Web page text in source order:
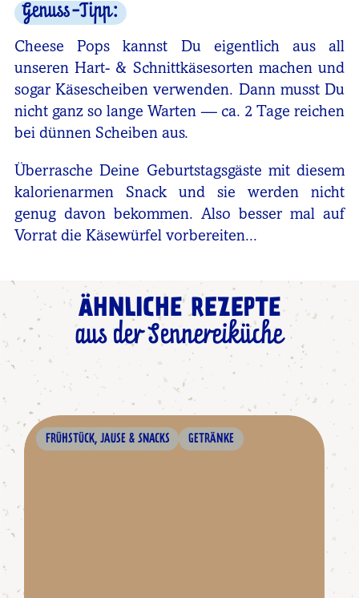
Genuss-Tipp:
Cheese Pops kannst Du eigentlich aus all
unseren Hart- & Schnittkäsesorten machen und
sogar Käsescheiben verwenden. Dann musst Du
nicht ganz so lange Warten — ca. 2 Tage reichen
bei dünnen Scheiben aus.
Überrasche Deine Geburtstagsgäste mit diesem
kalorienarmen Snack und sie werden nicht
genug davon bekommen. Also besser mal auf
Vorrat die Käsewürfel vorbereiten...
ÄHNLICHE REZEPTE
aus der Sennereiküche
FRÜHSTÜCK, JAUSE & SNACKS GETRÄNKE